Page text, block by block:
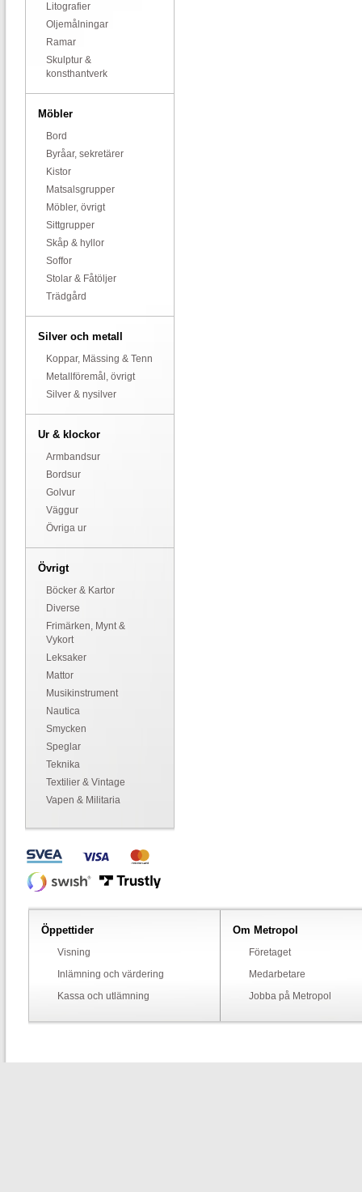
Litografier
Oljemålningar
Ramar
Skulptur &
konsthantverk
Möbler
Bord
Byråar, sekretärer
Kistor
Matsalsgrupper
Möbler, övrigt
Sittgrupper
Skåp & hyllor
Soffor
Stolar & Fåtöljer
Trädgård
Silver och metall
Koppar, Mässing & Tenn
Metallföremål, övrigt
Silver & nysilver
Ur & klockor
Armbandsur
Bordsur
Golvur
Väggur
Övriga ur
Övrigt
Böcker & Kartor
Diverse
Frimärken, Mynt &
Vykort
Leksaker
Mattor
Musikinstrument
Nautica
Smycken
Speglar
Teknika
Textilier & Vintage
Vapen & Militaria
Öppettider
Visning
Inlämning och värdering
Kassa och utlämning
Om Metropol
Företaget
Medarbetare
Jobba på Metropol